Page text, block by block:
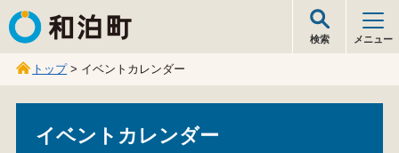
和泊町
検索 メニュー
トップ> イベントカレンダー
イベントカレンダー